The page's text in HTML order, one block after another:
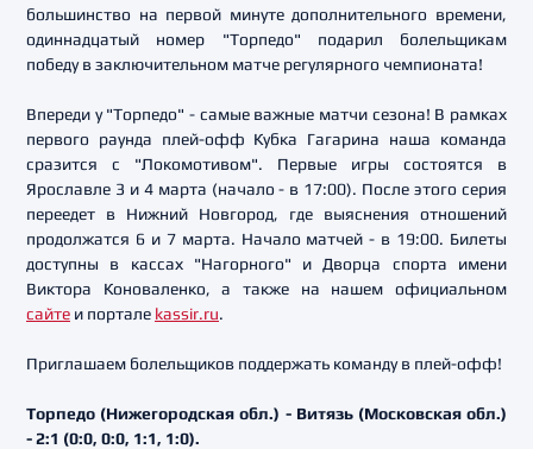
большинство на первой минуте дополнительного времени,
одиннадцатый номер "Торпедо" подарил болельщикам
победу в заключительном матче регулярного чемпионата!
Впереди у "Торпедо" - самые важные матчи сезона! В рамках
первого раунда плей-офф Кубка Гагарина наша команда
сразится с "Локомотивом". Первые игры состоятся в
Ярославле 3 и 4 марта (начало - в 17:00). После этого серия
переедет в Нижний Новгород, где выяснения отношений
продолжатся 6 и 7 марта. Начало матчей - в 19:00. Билеты
доступны в кассах "Нагорного" и Дворца спорта имени
Виктора Коноваленко, а также на нашем официальном
сайте и портале kassir.ru.
Приглашаем болельщиков поддержать команду в плей-офф!
Торпедо (Нижегородская обл.) - Витязь (Московская обл.)
- 2:1 (0:0, 0:0, 1:1, 1:0).